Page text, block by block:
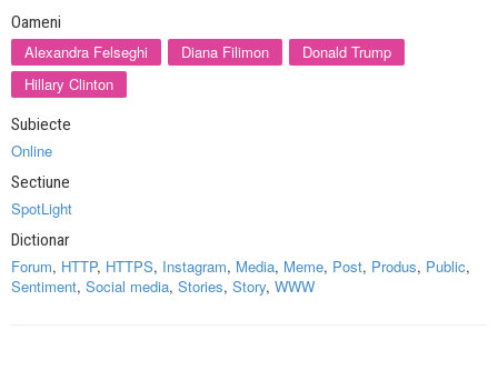
Oameni
Alexandra Felseghi Diana Filimon
Donald Trump
Hillary Clinton
Subiecte
Online
Sectiune
SpotLight
Dictionar
Forum, HTTP, HTTPS, Instagram, Media, Meme, Post, Produs, Public,
Sentiment, Social media, Stories, Story, WWW